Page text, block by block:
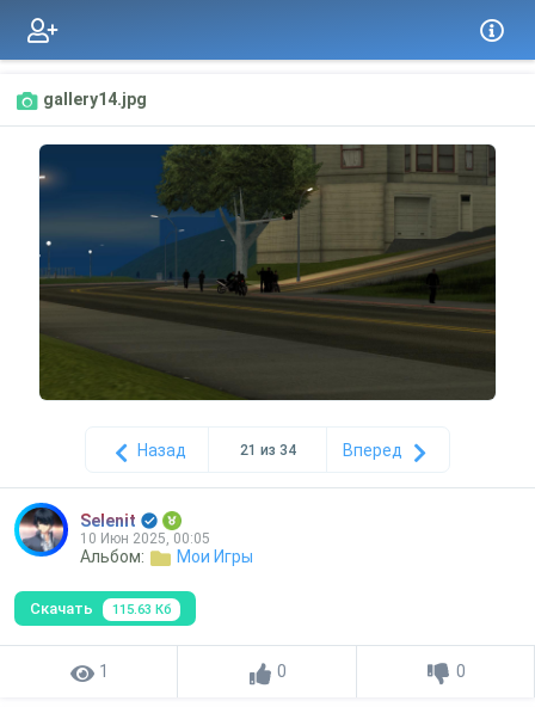
gallery14.jpg
Назад 21 из 34 Вперед
Selenit
10 Июн 2025, 00:05
Альбом: Мои Игры
Скачать 115.63 Кб
1 0 0